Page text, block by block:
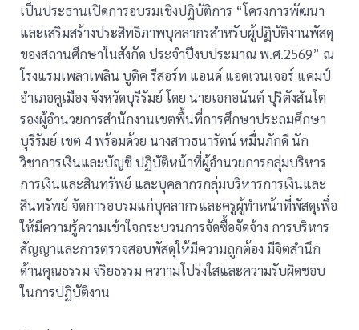
เป็นประธานเปิดการอบรมเชิงปฏิบัติการ “โครงการพัฒนา
และเสริมสร้างประสิทธิภาพบุคลากรสำหรับผู้ปฏิบัติงานพัสดุ
ของสถานศึกษาในสังกัด ประจำปีงบประมาณ พ.ศ.2569” ณ
โรงแรมเพลาเพลิน บูติค รีสอร์ท แอนด์ แอดเวนเจอร์ แคมป์
อำเภอคูเมือง จังหวัดบุรีรัมย์ โดย นายเอกอนันต์ ปุริตังสันโต
รองผู้อำนวยการสำนักงานเขตพื้นที่การศึกษาประถมศึกษา
บุรีรัมย์ เขต 4 พร้อมด้วย นางสาวธนารัตน์ หมื่นภักดี นัก
วิชาการเงินและบัญชี ปฏิบัติหน้าที่ผู้อำนวยการกลุ่มบริหาร
การเงินและสินทรัพย์ และบุคลากรกลุ่มบริหารการเงินและ
สินทรัพย์ จัดการอบรมแก่บุคลากรและครูผู้ทำหน้าที่พัสดุเพื่อ
ให้มีความรู้ความเข้าใจกระบวนการจัดซื้อจัดจ้าง การบริหาร
สัญญาและการตรวจสอบพัสดุให้มีความถูกต้อง มีจิตสำนึก
ด้านคุณธรรม จริยธรรม ควาามโปร่งใสและความรับผิดชอบ
ในการปฏิบัติงาน